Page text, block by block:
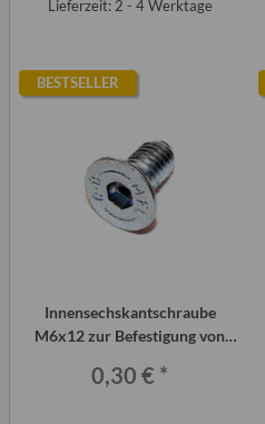
Lieferzeit: 2 - 4 Werktage
BESTSELLER
Innensechskantschraube
M6x12 zur Befestigung von
0,30 € *